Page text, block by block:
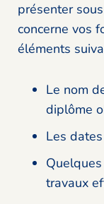
présenter
concerne vos
éléments
Le nom
diplôme
Les
travaux